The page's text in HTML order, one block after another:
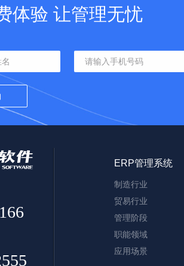
体验 让管理无忧
ERP管理系统
制造行业
贸易行业
管理阶段
职能领域
应用场景